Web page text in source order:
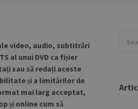
video, audio, subtitrări
al unui DVD ca fișier
sau să redați aceste
și a limitărilor de
mai larg acceptat,
și online cum să